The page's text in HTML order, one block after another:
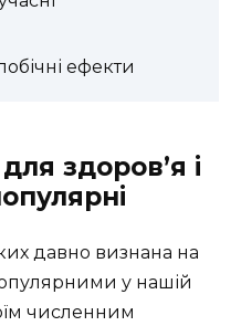
ефекти
здоров’я і
давно визнана на
у нашій
численним